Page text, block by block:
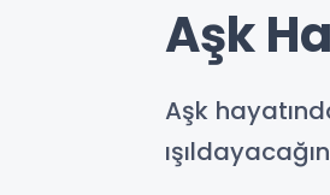
Aşk
Aşk